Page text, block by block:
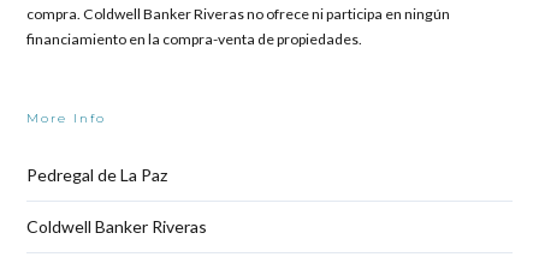
compra. Coldwell Banker Riveras no ofrece ni participa en ningún
financiamiento en la compra-venta de propiedades.
More Info
Pedregal de La Paz
Coldwell Banker Riveras